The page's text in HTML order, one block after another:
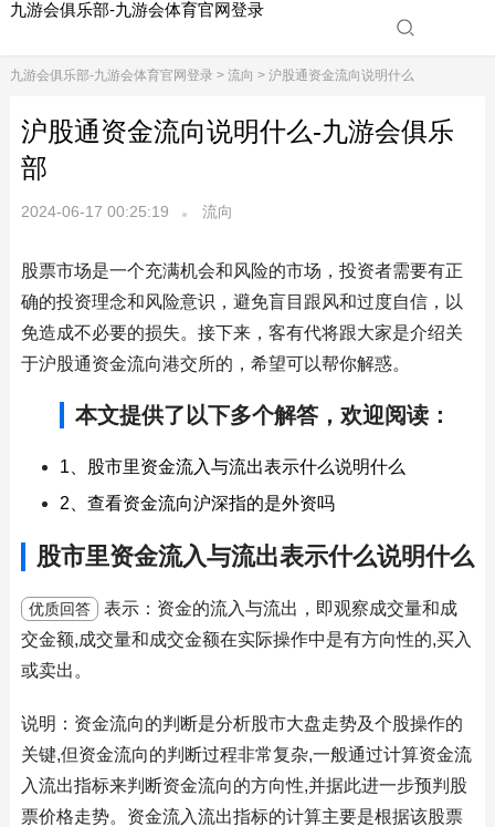
九游会俱乐部-九游会体育官网登录
九游会俱乐部-九游会体育官网登录> 流向 > 沪股通资金流向说明什么
沪股通资金流向说明什么-九游会俱乐
部
2024-06-17 00:25:19 流向
股票市场是一个充满机会和风险的市场，投资者需要有正
确的投资理念和风险意识，避免盲目跟风和过度自信，以
免造成不必要的损失。接下来，客有代将跟大家是介绍关
于沪股通资金流向港交所的，希望可以帮你解惑。
本文提供了以下多个解答，欢迎阅读：
1、股市里资金流入与流出表示什么说明什么
2、查看资金流向沪深指的是外资吗
股市里资金流入与流出表示什么说明什么
优质回答
表示：资金的流入与流出，即观察成交量和成
交金额,成交量和成交金额在实际操作中是有方向性的,买入
或卖出。
说明：资金流向的判断是分析股市大盘走势及个股操作的
关键,但资金流向的判断过程非常复杂,一般通过计算资金流
入流出指标来判断资金流向的方向性,并据此进一步预判股
票价格走势。资金流入流出指标的计算主要是根据该股票